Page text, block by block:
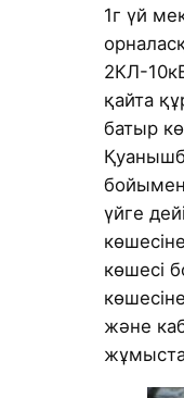
1г үй
2КЛ-
қайта
батыр
үйге
көшесі
және